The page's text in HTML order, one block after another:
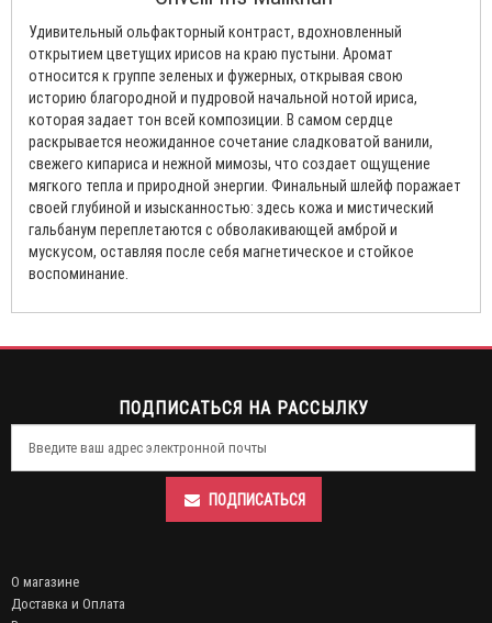
Удивительный ольфакторный контраст, вдохновленный
открытием цветущих ирисов на краю пустыни. Аромат
относится к группе зеленых и фужерных, открывая свою
историю благородной и пудровой начальной нотой ириса,
которая задает тон всей композиции. В самом сердце
раскрывается неожиданное сочетание сладковатой ванили,
свежего кипариса и нежной мимозы, что создает ощущение
мягкого тепла и природной энергии. Финальный шлейф поражает
своей глубиной и изысканностью: здесь кожа и мистический
гальбанум переплетаются с обволакивающей амброй и
мускусом, оставляя после себя магнетическое и стойкое
воспоминание.
ПОДПИСАТЬСЯ НА РАССЫЛКУ
ПОДПИСАТЬСЯ
О магазине
Доставка и Оплата